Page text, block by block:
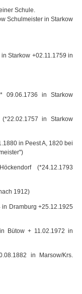
Schule.
Schulmeister in Starkow
Starkow +02.11.1759 in
09.06.1736 in Starkow
(*22.02.1757 in Starkow
in Peest A, 1820 bei
(*24.12.1793
1912)
Dramburg +25.12.1925
Bütow + 11.02.1972 in
in Marsow/Krs.